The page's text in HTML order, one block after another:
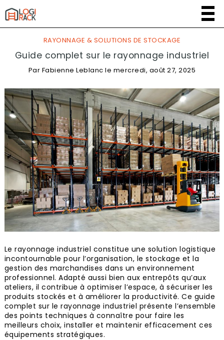
RAYONNAGE & SOLUTIONS DE STOCKAGE
Guide complet sur le rayonnage industriel
Par Fabienne Leblanc le mercredi, août 27, 2025
Le rayonnage industriel constitue une solution logistique
incontournable pour l’organisation, le stockage et la
gestion des marchandises dans un environnement
professionnel. Adapté aussi bien aux entrepôts qu’aux
ateliers, il contribue à optimiser l’espace, à sécuriser les
produits stockés et à améliorer la productivité. Ce guide
complet sur le rayonnage industriel présente l’ensemble
des points techniques à connaître pour faire les
meilleurs choix, installer et maintenir efficacement ces
équipements stratégiques.